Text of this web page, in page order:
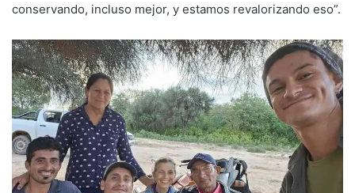
conservando, incluso mejor, y estamos revalorizando eso”.